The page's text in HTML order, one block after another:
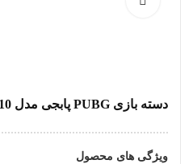
دسته بازی PUBG پابجی مدل H10
ویژگی های محصول